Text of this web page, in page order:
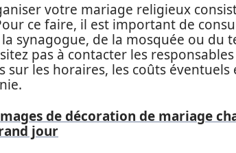
votre mariage religieux
ce faire, il est important de
synagogue, de la mosquée ou du
pas à contacter les
les horaires, les coûts éventuels
de décoration de mariage
jour